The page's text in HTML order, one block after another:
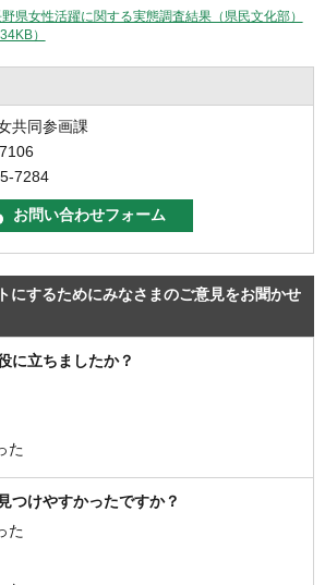
県女性活躍に関する実態調査結果（県民文化部）
）
共同参画課
7284
にするためにみなさまのご意見をお聞かせ
に立ちましたか？
た
つけやすかったですか？
た